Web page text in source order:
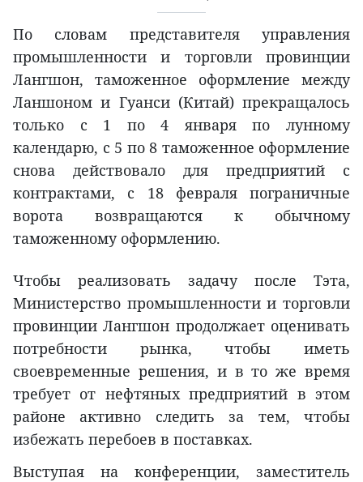
По словам представителя управления
промышленности и торговли провинции
Лангшон, таможенное оформление между
Ланшоном и Гуанси (Китай) прекращалось
только с 1 по 4 января по лунному
календарю, с 5 по 8 таможенное оформление
снова действовало для предприятий с
контрактами, с 18 февраля пограничные
ворота возвращаются к обычному
таможенному оформлению.
Чтобы реализовать задачу после Тэта,
Министерство промышленности и торговли
провинции Лангшон продолжает оценивать
потребности рынка, чтобы иметь
своевременные решения, и в то же время
требует от нефтяных предприятий в этом
районе активно следить за тем, чтобы
избежать перебоев в поставках.
Выступая на конференции, заместитель